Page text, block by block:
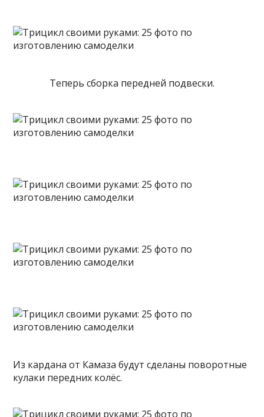
Теперь сборка передней подвески.
Из кардана от Камаза будут сделаны поворотные
кулаки передних колёс.